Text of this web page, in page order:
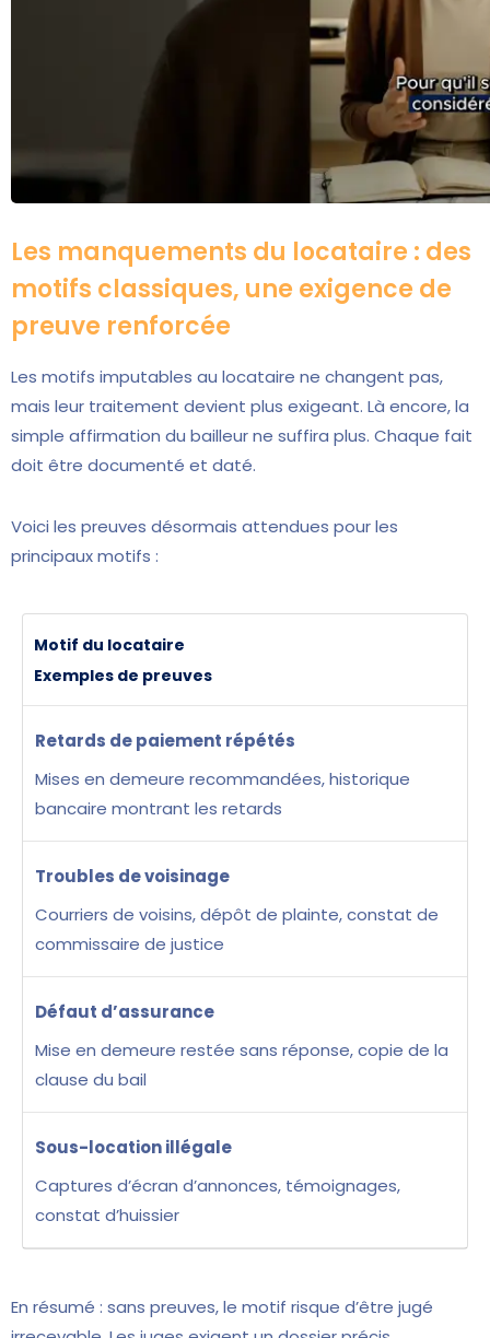
Les manquements du locataire : des
motifs classiques, une exigence de
preuve renforcée
Les motifs imputables au locataire ne changent pas,
mais leur traitement devient plus exigeant. Là encore, la
simple affirmation du bailleur ne suffira plus. Chaque fait
doit être documenté et daté.
Voici les preuves désormais attendues pour les
principaux motifs :
Motif du locataire
Exemples de preuves
Retards de paiement répétés
Mises en demeure recommandées, historique
bancaire montrant les retards
Troubles de voisinage
Courriers de voisins, dépôt de plainte, constat de
commissaire de justice
Défaut d’assurance
Mise en demeure restée sans réponse, copie de la
clause du bail
Sous-location illégale
Captures d’écran d’annonces, témoignages,
constat d’huissier
En résumé : sans preuves, le motif risque d’être jugé